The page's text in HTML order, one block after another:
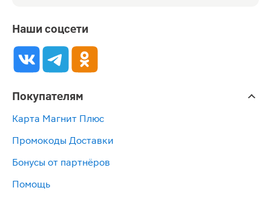
Наши соцсети
Покупателям
Карта Магнит Плюс
Промокоды Доставки
Бонусы от партнёров
Помощь